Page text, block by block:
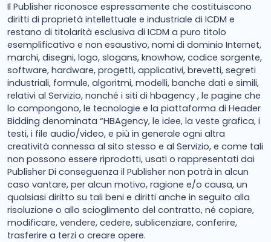
Il Publisher riconosce espressamente che costituiscono
diritti di proprietà intellettuale e industriale di ICDM e
restano di titolarità esclusiva di ICDM a puro titolo
esemplificativo e non esaustivo, nomi di dominio Internet,
marchi, disegni, logo, slogans, knowhow, codice sorgente,
software, hardware, progetti, applicativi, brevetti, segreti
industriali, formule, algoritmi, modelli, banche dati e simili,
relativi al Servizio, nonché i siti di hbagency , le pagine che
lo compongono, le tecnologie e la piattaforma di Header
Bidding denominata “HBAgency, le idee, la veste grafica, i
testi, i file audio/video, e più in generale ogni altra
creatività connessa al sito stesso e al Servizio, e come tali
non possono essere riprodotti, usati o rappresentati dai
Publisher Di conseguenza il Publisher non potrà in alcun
caso vantare, per alcun motivo, ragione e/o causa, un
qualsiasi diritto su tali beni e diritti anche in seguito alla
risoluzione o allo scioglimento del contratto, né copiare,
modificare, vendere, cedere, sublicenziare, conferire,
trasferire a terzi o creare opere.